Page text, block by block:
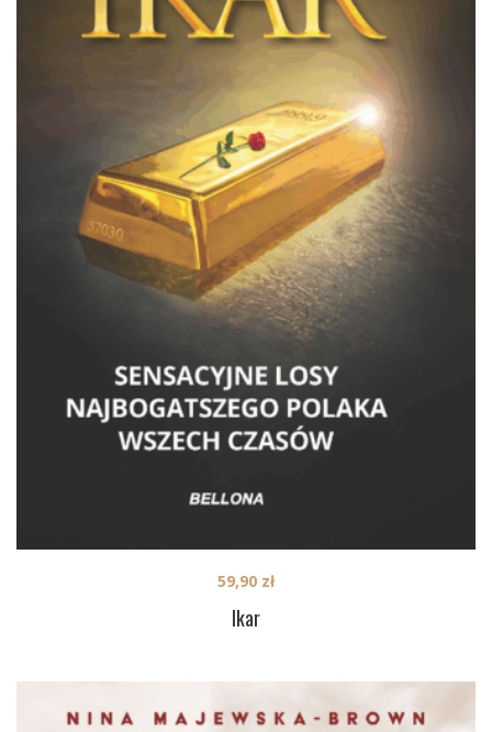
Ikar
59,90 zł